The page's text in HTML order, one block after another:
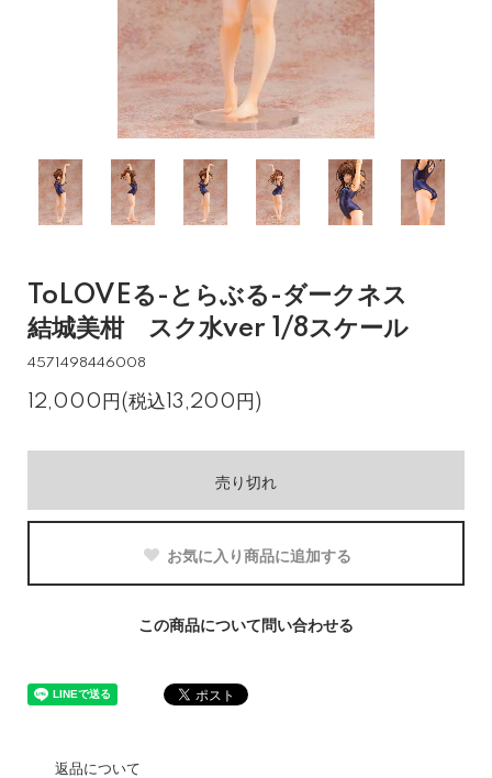
ToLOVEる-とらぶる-ダークネス
結城美柑 スク水ver 1/8スケール
4571498446008
12,000円(税込13,200円)
売り切れ
お気に入り商品に追加する
この商品について問い合わせる
返品について